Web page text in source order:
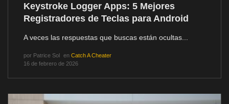
Keystroke Logger Apps: 5 Mejores
Registradores de Teclas para Android
A veces las respuestas que buscas están ocultas...
por Patrice Sol en Catch A Cheater
16 de febrero de 2026